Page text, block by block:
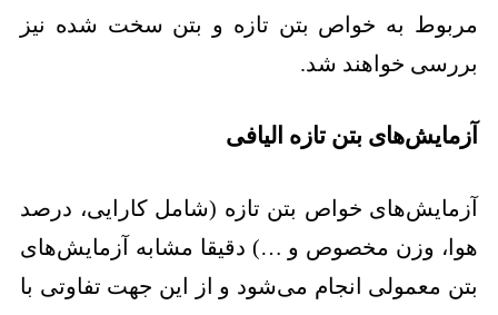
مربوط به خواص بتن تازه و بتن سخت شده نیز
بررسی خواهند شد.
آزمایش‌های بتن تازه الیافی
آزمایش‌های خواص بتن تازه (شامل کارایی، درصد
هوا، وزن مخصوص و …) دقیقا مشابه آزمایش‌های
بتن معمولی انجام می‌شود و از این جهت تفاوتی با